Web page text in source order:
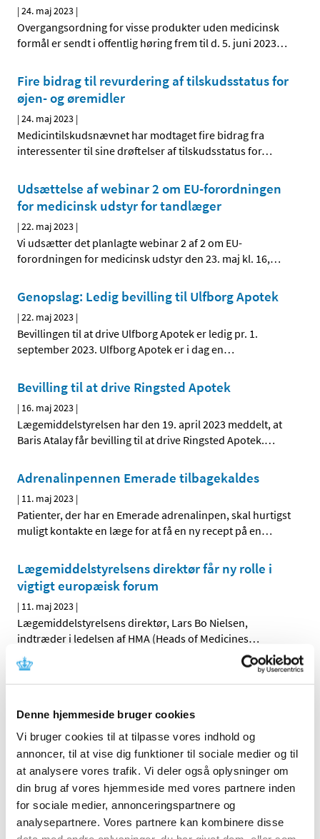
Denne hjemmeside bruger cookies
Vi bruger cookies til at tilpasse vores indhold og
annoncer, til at vise dig funktioner til sociale medier og til
at analysere vores trafik. Vi deler også oplysninger om
din brug af vores hjemmeside med vores partnere inden
for sociale medier, annonceringspartnere og
analysepartnere. Vores partnere kan kombinere disse
|24. maj 2023 |
Overgangsordning for visse produkter uden medicinsk
formål er sendt i offentlig høring frem til d. 5. juni 2023…
Fire bidrag til revurdering af tilskudsstatus for
øjen- og øremidler
|24. maj 2023 |
Medicintilskudsnævnet har modtaget fire bidrag fra
interessenter til sine drøftelser af tilskudsstatus for…
Udsættelse af webinar 2 om EU-forordningen
for medicinsk udstyr for tandlæger
|22. maj 2023 |
Vi udsætter det planlagte webinar 2 af 2 om EU-
forordningen for medicinsk udstyr den 23. maj kl. 16,…
Genopslag: Ledig bevilling til Ulfborg Apotek
|22. maj 2023 |
Bevillingen til at drive Ulfborg Apotek er ledig pr. 1.
september 2023. Ulfborg Apotek er i dag en…
Bevilling til at drive Ringsted Apotek
| 16. maj 2023 |
Lægemiddelstyrelsen har den 19. april 2023 meddelt, at
Baris Atalay får bevilling til at drive Ringsted Apotek.…
Adrenalinpennen Emerade tilbagekaldes
| 11. maj 2023 |
Patienter, der har en Emerade adrenalinpen, skal hurtigst
muligt kontakte en læge for at få en ny recept på en…
Lægemiddelstyrelsens direktør får ny rolle i
vigtigt europæisk forum
| 11. maj 2023 |
Lægemiddelstyrelsens direktør, Lars Bo Nielsen,
indtræder i ledelsen af HMA (Heads of Medicines…
Deltag i webinar del 2 om EU-forordningen for
|9. maj 2023|
Få en bedre forståelse af regler og forpligtelser i EU-
forordningen for medicinsk udstyr og medicinsk udstyr
Covid-19-vacciners sikkerhed vurderes
fortløbende
|3. maj 2023|